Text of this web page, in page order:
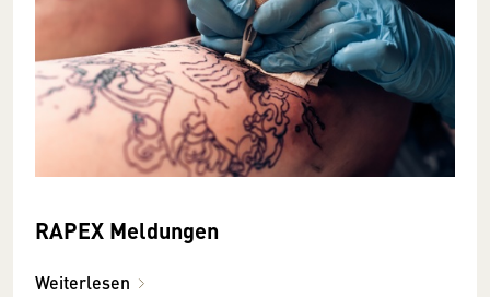
RAPEX Meldungen
Weiterlesen